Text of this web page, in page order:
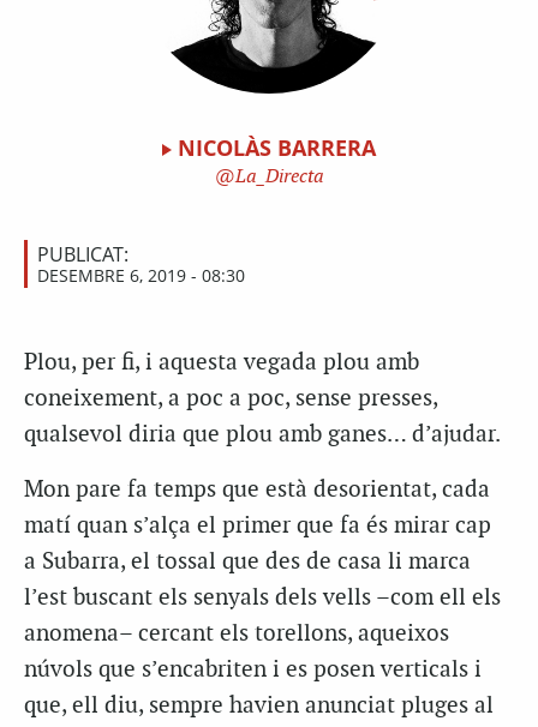
NICOLÀS BARRERA
La_Directa
PUBLICAT:
DESEMBRE 6, 2019 - 08:30
Plou, per fi, i aquesta vegada plou amb
coneixement, a poc a poc, sense presses,
qualsevol diria que plou amb ganes… d’ajudar.
Mon pare fa temps que està desorientat, cada
matí quan s’alça el primer que fa és mirar cap
a Subarra, el tossal que des de casa li marca
l’est buscant els senyals dels vells –com ell els
anomena– cercant els torellons, aqueixos
núvols que s’encabriten i es posen verticals i
que, ell diu, sempre havien anunciat pluges al